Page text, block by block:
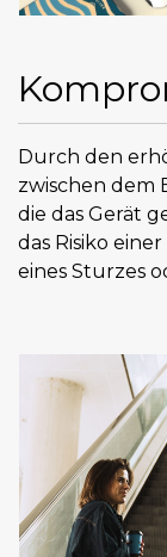
Durch den
zwischen dem
die das Gerät
das Risiko
eines Sturzes